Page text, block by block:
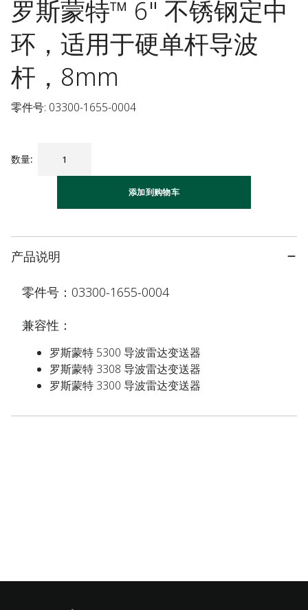
罗斯蒙特™ 6" 不锈钢定中
环，适用于硬单杆导波
杆，8mm
零件号: 03300-1655-0004
数量:
添加到购物车
产品说明
零件号：03300-1655-0004
兼容性：
罗斯蒙特 5300 导波雷达变送器
罗斯蒙特 3308 导波雷达变送器
罗斯蒙特 3300 导波雷达变送器